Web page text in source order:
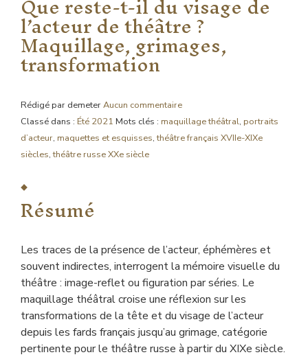
l’acteur de théâtre ?
Maquillage, grimages,
transformation
Rédigé par demeterAucun commentaire
Classé dans : Été 2021 Mots clés : maquillage théâtral, portraits
d’acteur, maquettes et esquisses,théâtre français XVIIe-XIXe
siècles,théâtre russe XXe siècle
Résumé
Les traces de la présence de l’acteur, éphémères et
souvent indirectes, interrogent la mémoire visuelle du
théâtre : image-reflet ou figuration par séries. Le
maquillage théâtral croise une réflexion sur les
transformations de la tête et du visage de l’acteur
depuis les fards français jusqu’au grimage, catégorie
pertinente pour le théâtre russe à partir du XIXe siècle.